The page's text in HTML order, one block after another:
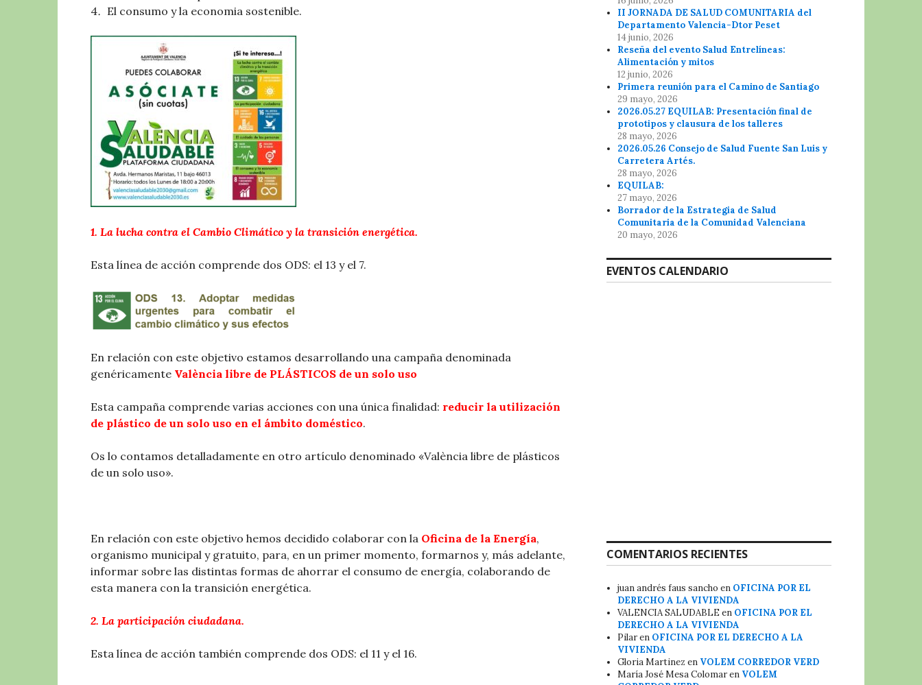
El consumo y la economia sostenible.
1. La lucha contra el Cambio Climático y la transición energética.
Esta línea de acción comprende dos ODS: el 13 y el 7.
En relación con este objetivo estamos desarrollando una campaña denominada
genéricamente València libre de PLÁSTICOS de un solo uso
Esta campaña comprende varias acciones con una única finalidad: reducir la utilización
de plástico de un solo uso en el ámbito doméstico.
Os lo contamos detalladamente en otro artículo denominado «València libre de plásticos
de un solo uso».
En relación con este objetivo hemos decidido colaborar con la Oficina de la Energía,
organismo municipal y gratuito, para, en un primer momento, formarnos y, más adelante,
informar sobre las distintas formas de ahorrar el consumo de energía, colaborando de
esta manera con la transición energética.
2. La participación ciudadana.
Esta línea de acción también comprende dos ODS: el 11 y el 16.
II JORNADA DE SALUD COMUNITARIA del
Departamento Valencia-Dtor Peset
14 junio, 2026
Reseña del evento Salud Entrelíneas:
Alimentación y mitos
12 junio, 2026
Primera reunión para el Camino de Santiago
29 mayo, 2026
2026.05.27 EQUILAB: Presentación final de
prototipos y clausura de los talleres
28 mayo, 2026
2026.05.26 Consejo de Salud Fuente San Luis y
Carretera Artés.
28 mayo, 2026
EQUILAB:
27 mayo, 2026
Borrador de la Estrategia de Salud
Comunitaria de la Comunidad Valenciana
20 mayo, 2026
EVENTOS CALENDARIO
COMENTARIOS RECIENTES
juan andrés faus sancho en OFICINA POR EL
DERECHO A LA VIVIENDA
VALENCIA SALUDABLE en OFICINA POR EL
DERECHO A LA VIVIENDA
Pilaren OFICINA POR EL DERECHO A LA
VIVIENDA
Gloria Martinez en VOLEM CORREDOR VERD
María José Mesa Colomaren VOLEM